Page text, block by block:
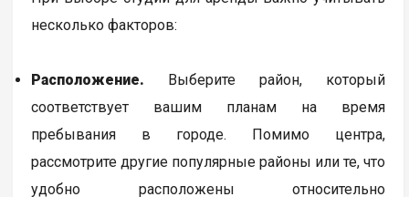
несколько факторов:
Расположение. Выберите район, который
соответствует вашим планам на время
пребывания в городе. Помимо центра,
рассмотрите другие популярные районы или те, что
удобно расположены относительно